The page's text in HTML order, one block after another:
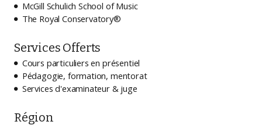
 McGill Schulich School of Music
 The Royal Conservatory®
Services Offerts
 Cours particuliers en présentiel
 Pédagogie, formation, mentorat
 Services d'examinateur & juge
Région